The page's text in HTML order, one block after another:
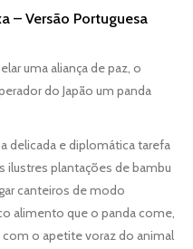
– Versão Portuguesa
uma aliança de paz, o
do Japão um panda
delicada e diplomática tarefa
ilustres plantações de bambu
canteiros de modo
alimento que o panda come,
com o apetite voraz do animal